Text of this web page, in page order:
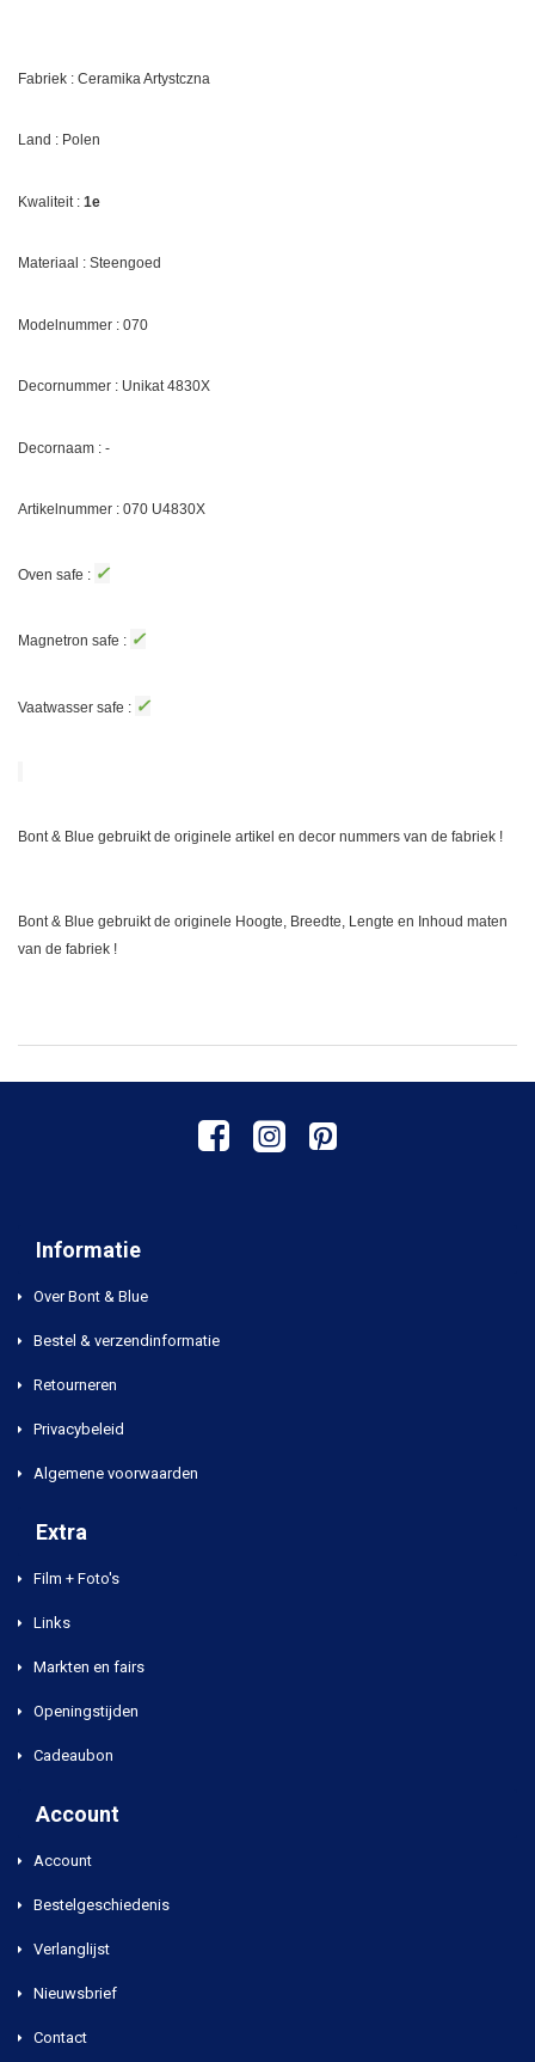
Fabriek : Ceramika Artystczna
Land : Polen
Kwaliteit : 1e
Materiaal : Steengoed
Modelnummer : 070
Decornummer : Unikat 4830X
Decornaam : -
Artikelnummer : 070 U4830X
Oven safe : ✓
Magnetron safe : ✓
Vaatwasser safe : ✓
Bont & Blue gebruikt de originele artikel en decor nummers van de fabriek !
Bont & Blue gebruikt de originele Hoogte, Breedte, Lengte en Inhoud maten
van de fabriek !
Informatie
Over Bont & Blue
Bestel & verzendinformatie
Retourneren
Privacybeleid
Algemene voorwaarden
Extra
Film + Foto's
Links
Markten en fairs
Openingstijden
Cadeaubon
Account
Account
Bestelgeschiedenis
Verlanglijst
Nieuwsbrief
Contact